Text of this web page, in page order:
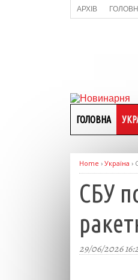
АРХІВ
ГОЛОВНА
Home › Україна ›
СБУ
29/06/2026